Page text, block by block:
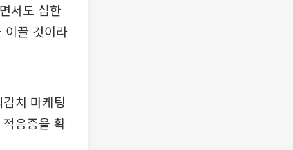
서도 심한
이끌 것이라
치 마케팅
응증을 확